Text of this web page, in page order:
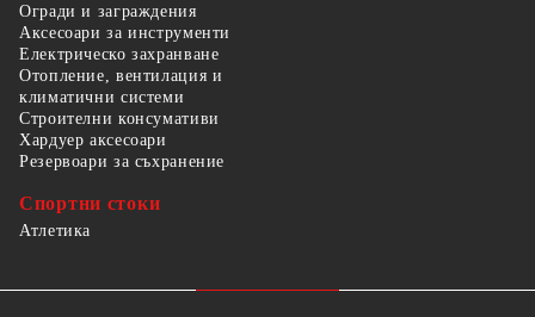
Огради и заграждения
Аксесоари за инструменти
Електрическо захранване
Отопление, вентилация и
климатични системи
Строителни консумативи
Хардуер аксесоари
Резервоари за съхранение
Спортни стоки
Атлетика